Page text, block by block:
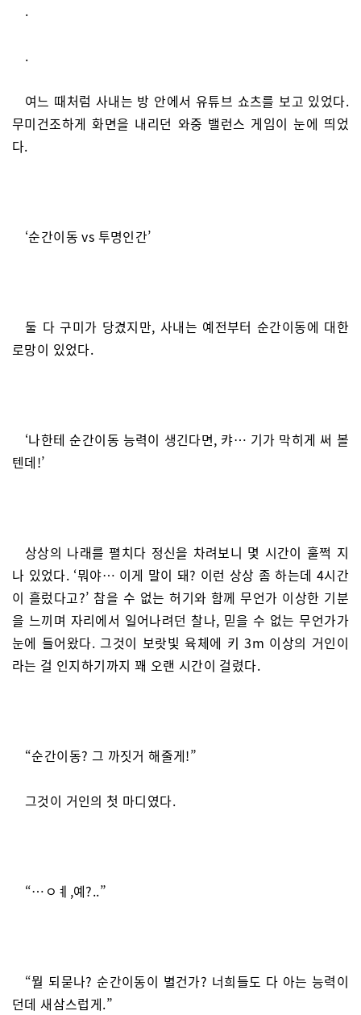
.
.
여느 때처럼 사내는 방 안에서 유튜브 쇼츠를 보고 있었다.
무미건조하게 화면을 내리던 와중 밸런스 게임이 눈에 띄었
다.
‘순간이동 vs 투명인간’
둘 다 구미가 당겼지만, 사내는 예전부터 순간이동에 대한
로망이 있었다.
‘나한테 순간이동 능력이 생긴다면, 캬… 기가 막히게 써 볼
텐데!’
상상의 나래를 펼치다 정신을 차려보니 몇 시간이 훌쩍 지
나 있었다. ‘뭐야… 이게 말이 돼? 이런 상상 좀 하는데 4시간
이 흘렀다고?’ 참을 수 없는 허기와 함께 무언가 이상한 기분
을 느끼며 자리에서 일어나려던 찰나, 믿을 수 없는 무언가가
눈에 들어왔다. 그것이 보랏빛 육체에 키 3m 이상의 거인이
라는 걸 인지하기까지 꽤 오랜 시간이 걸렸다.
“순간이동? 그 까짓거 해줄게!”
그것이 거인의 첫 마디였다.
“…ㅇㅖ,예?..”
“뭘 되묻나? 순간이동이 별건가? 너희들도 다 아는 능력이
던데 새삼스럽게.”